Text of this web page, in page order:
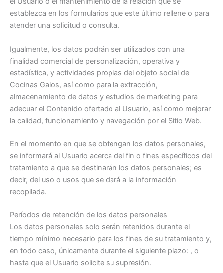
establezca en los formularios que este último rellene o para
atender una solicitud o consulta.
Igualmente, los datos podrán ser utilizados con una
finalidad comercial de personalización, operativa y
estadística, y actividades propias del objeto social de
Cocinas Galos, así como para la extracción,
almacenamiento de datos y estudios de marketing para
adecuar el Contenido ofertado al Usuario, así como mejorar
la calidad, funcionamiento y navegación por el Sitio Web.
En el momento en que se obtengan los datos personales,
se informará al Usuario acerca del fin o fines específicos del
tratamiento a que se destinarán los datos personales; es
decir, del uso o usos que se dará a la información
recopilada.
Períodos de retención de los datos personales
Los datos personales solo serán retenidos durante el
tiempo mínimo necesario para los fines de su tratamiento y,
en todo caso, únicamente durante el siguiente plazo: , o
hasta que el Usuario solicite su supresión.